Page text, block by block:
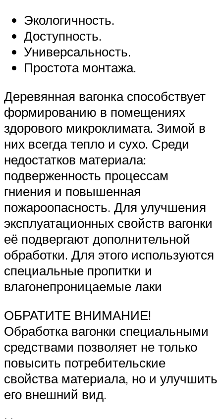
Экологичность.
Доступность.
Универсальность.
Простота монтажа.
Деревянная вагонка способствует
формированию в помещениях
здорового микроклимата. Зимой в
них всегда тепло и сухо. Среди
недостатков материала:
подверженность процессам
гниения и повышенная
пожароопасность. Для улучшения
эксплуатационных свойств вагонки
её подвергают дополнительной
обработки. Для этого используются
специальные пропитки и
влагонепроницаемые лаки
ОБРАТИТЕ ВНИМАНИЕ!
Обработка вагонки специальными
средствами позволяет не только
повысить потребительские
свойства материала, но и улучшить
его внешний вид.